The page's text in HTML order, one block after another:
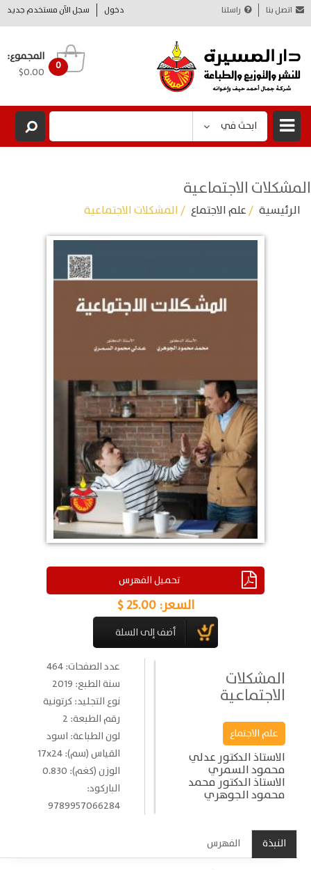
دخول سجل الآن مستخدم جديد اتصل بنا راسلنا
0
المجموع:
$0.00
ابحث في
المشكلات الاجتماعية
الرئيسية /علم الاجتماع / المشكلات الاجتماعية
تحميل الفهرس
السعر:25.00 $
المشكلات
الاجتماعية
علم الاجتماع
الاستاذ الدكتور عدلي
محمود السمري
الاستاذ الدكتور محمد
محمود الجوهري
عدد الصفحات: 464
سنة الطبع: 2019
نوع التجليد: كرتونية
رقم الطبعة: 2
لون الطباعة: اسود
القياس (سم): 17x24
الوزن (كغم): 0.830
الباركود:
9789957066284
النبذة الفهرس